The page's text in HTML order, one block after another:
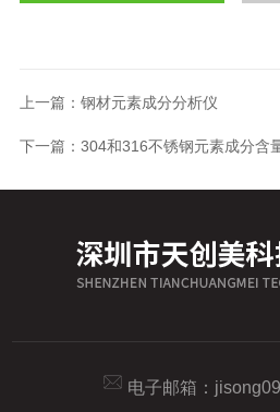
上一篇： 钢材元素成分分析仪
下一篇： 304和316不锈钢元素成分含
电子邮箱：